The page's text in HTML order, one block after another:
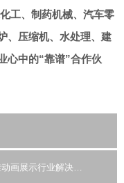
工、制药机械、汽车零
、压缩机、水处理、建
心中的“靠谱”合作伙